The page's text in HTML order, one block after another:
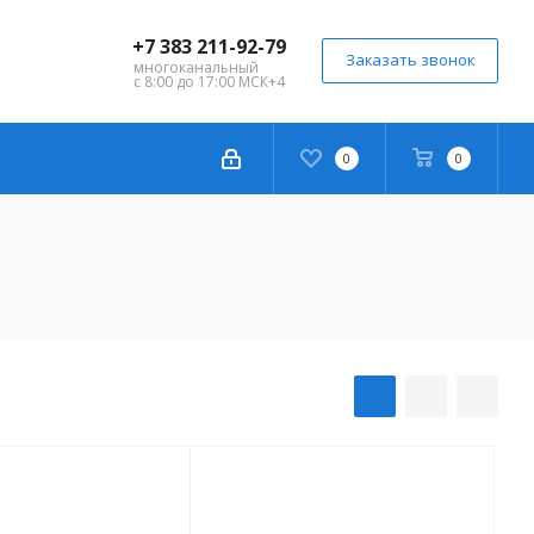
+7 383 211-92-79
многоканальный
с 8:00 до 17:00 МСК+4
Заказать звонок
0 0